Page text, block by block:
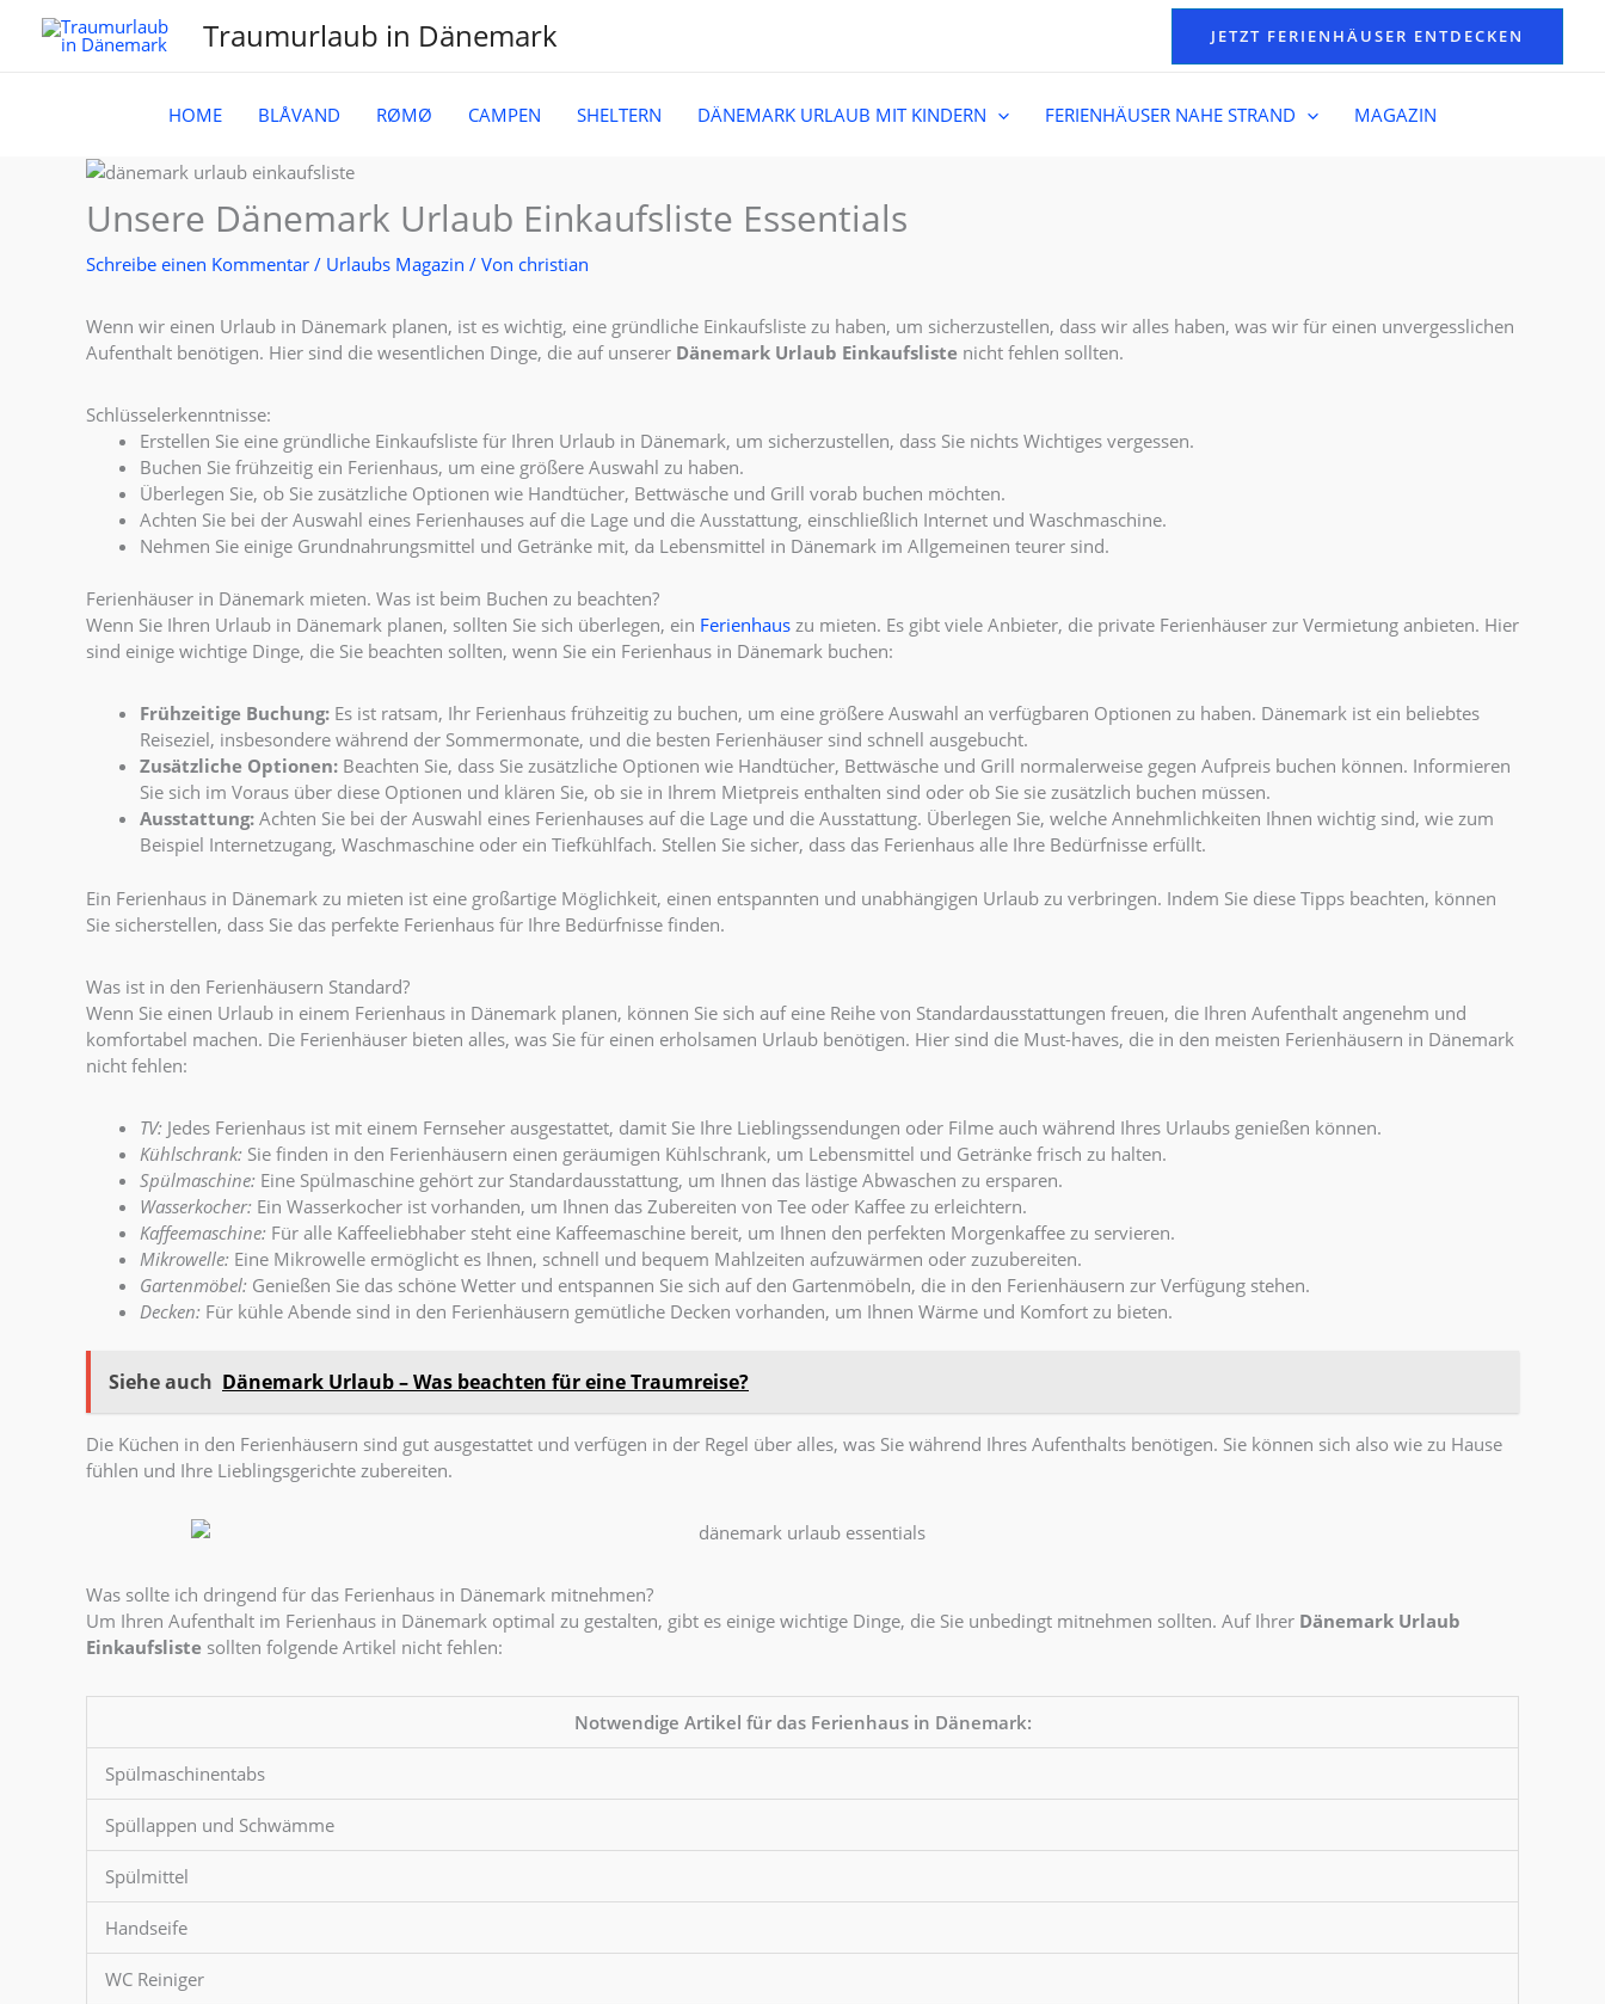
Inhalt
Traumurlaub in Dänemark JETZT FERIENHÄUSER ENTDECKEN
HOME BLÅVAND RØMØ CAMPEN SHELTERN DÄNEMARK URLAUB MIT KINDERN FERIENHÄUSER NAHE STRAND MAGAZIN
Unsere Dänemark Urlaub Einkaufsliste Essentials
Schreibe einen Kommentar / Urlaubs Magazin / Von christian
Wenn wir einen Urlaub in Dänemark planen, ist es wichtig, eine gründliche Einkaufsliste zu haben, um sicherzustellen, dass wir alles haben, was wir für einen unvergesslichen
Aufenthalt benötigen. Hier sind die wesentlichen Dinge, die auf unserer Dänemark Urlaub Einkaufsliste nicht fehlen sollten.
Schlüsselerkenntnisse:
Erstellen Sie eine gründliche Einkaufsliste für Ihren Urlaub in Dänemark, um sicherzustellen, dass Sie nichts Wichtiges vergessen.
Buchen Sie frühzeitig ein Ferienhaus, um eine größere Auswahl zu haben.
Überlegen Sie, ob Sie zusätzliche Optionen wie Handtücher, Bettwäsche und Grill vorab buchen möchten.
Achten Sie bei der Auswahl eines Ferienhauses auf die Lage und die Ausstattung, einschließlich Internet und Waschmaschine.
Nehmen Sie einige Grundnahrungsmittel und Getränke mit, da Lebensmittel in Dänemark im Allgemeinen teurer sind.
Ferienhäuser in Dänemark mieten. Was ist beim Buchen zu beachten?
Wenn Sie Ihren Urlaub in Dänemark planen, sollten Sie sich überlegen, ein Ferienhaus zu mieten. Es gibt viele Anbieter, die private Ferienhäuser zur Vermietung anbieten. Hier
sind einige wichtige Dinge, die Sie beachten sollten, wenn Sie ein Ferienhaus in Dänemark buchen:
Frühzeitige Buchung: Es ist ratsam, Ihr Ferienhaus frühzeitig zu buchen, um eine größere Auswahl an verfügbaren Optionen zu haben. Dänemark ist ein beliebtes
Reiseziel, insbesondere während der Sommermonate, und die besten Ferienhäuser sind schnell ausgebucht.
Zusätzliche Optionen: Beachten Sie, dass Sie zusätzliche Optionen wie Handtücher, Bettwäsche und Grill normalerweise gegen Aufpreis buchen können. Informieren
Sie sich im Voraus über diese Optionen und klären Sie, ob sie in Ihrem Mietpreis enthalten sind oder ob Sie sie zusätzlich buchen müssen.
Ausstattung: Achten Sie bei der Auswahl eines Ferienhauses auf die Lage und die Ausstattung. Überlegen Sie, welche Annehmlichkeiten Ihnen wichtig sind, wie zum
Beispiel Internetzugang, Waschmaschine oder ein Tiefkühlfach. Stellen Sie sicher, dass das Ferienhaus alle Ihre Bedürfnisse erfüllt.
Ein Ferienhaus in Dänemark zu mieten ist eine großartige Möglichkeit, einen entspannten und unabhängigen Urlaub zu verbringen. Indem Sie diese Tipps beachten, können
Sie sicherstellen, dass Sie das perfekte Ferienhaus für Ihre Bedürfnisse finden.
Was ist in den Ferienhäusern Standard?
Wenn Sie einen Urlaub in einem Ferienhaus in Dänemark planen, können Sie sich auf eine Reihe von Standardausstattungen freuen, die Ihren Aufenthalt angenehm und
komfortabel machen. Die Ferienhäuser bieten alles, was Sie für einen erholsamen Urlaub benötigen. Hier sind die Must-haves, die in den meisten Ferienhäusern in Dänemark
nicht fehlen:
TV: Jedes Ferienhaus ist mit einem Fernseher ausgestattet, damit Sie Ihre Lieblingssendungen oder Filme auch während Ihres Urlaubs genießen können.
Kühlschrank: Sie finden in den Ferienhäusern einen geräumigen Kühlschrank, um Lebensmittel und Getränke frisch zu halten.
Spülmaschine: Eine Spülmaschine gehört zur Standardausstattung, um Ihnen das lästige Abwaschen zu ersparen.
Wasserkocher: Ein Wasserkocher ist vorhanden, um Ihnen das Zubereiten von Tee oder Kaffee zu erleichtern.
Kaffeemaschine: Für alle Kaffeeliebhaber steht eine Kaffeemaschine bereit, um Ihnen den perfekten Morgenkaffee zu servieren.
Mikrowelle: Eine Mikrowelle ermöglicht es Ihnen, schnell und bequem Mahlzeiten aufzuwärmen oder zuzubereiten.
Gartenmöbel: Genießen Sie das schöne Wetter und entspannen Sie sich auf den Gartenmöbeln, die in den Ferienhäusern zur Verfügung stehen.
Decken: Für kühle Abende sind in den Ferienhäusern gemütliche Decken vorhanden, um Ihnen Wärme und Komfort zu bieten.
Siehe auch Dänemark Urlaub – Was beachten für eine Traumreise?
Die Küchen in den Ferienhäusern sind gut ausgestattet und verfügen in der Regel über alles, was Sie während Ihres Aufenthalts benötigen. Sie können sich also wie zu Hause
fühlen und Ihre Lieblingsgerichte zubereiten.
Was sollte ich dringend für das Ferienhaus in Dänemark mitnehmen?
Um Ihren Aufenthalt im Ferienhaus in Dänemark optimal zu gestalten, gibt es einige wichtige Dinge, die Sie unbedingt mitnehmen sollten. Auf Ihrer Dänemark Urlaub
Einkaufsliste sollten folgende Artikel nicht fehlen:
Notwendige Artikel für das Ferienhaus in Dänemark:
Spülmaschinentabs
Spüllappen und Schwämme
Spülmittel
Handseife
WC Reiniger